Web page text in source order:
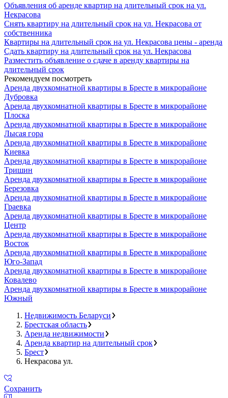
Объявления об аренде квартир на длительный срок на ул.
Некрасова
Снять квартиру на длительный срок на ул. Некрасова от
собственника
Квартиры на длительный срок на ул. Некрасова цены - аренда
Сдать квартиру на длительный срок на ул. Некрасова
Разместить объявление о сдаче в аренду квартиры на
длительный срок
Рекомендуем посмотреть
Аренда двухкомнатной квартиры в Бресте в микрорайоне
Дубровка
Аренда двухкомнатной квартиры в Бресте в микрорайоне
Плоска
Аренда двухкомнатной квартиры в Бресте в микрорайоне
Лысая гора
Аренда двухкомнатной квартиры в Бресте в микрорайоне
Киевка
Аренда двухкомнатной квартиры в Бресте в микрорайоне
Тришин
Аренда двухкомнатной квартиры в Бресте в микрорайоне
Березовка
Аренда двухкомнатной квартиры в Бресте в микрорайоне
Граевка
Аренда двухкомнатной квартиры в Бресте в микрорайоне
Центр
Аренда двухкомнатной квартиры в Бресте в микрорайоне
Восток
Аренда двухкомнатной квартиры в Бресте в микрорайоне
Юго-Запад
Аренда двухкомнатной квартиры в Бресте в микрорайоне
Ковалево
Аренда двухкомнатной квартиры в Бресте в микрорайоне
Южный
Недвижимость Беларуси
Брестская область
Аренда недвижимости
Аренда квартир на длительный срок
Брест
Некрасова ул.
Сохранить